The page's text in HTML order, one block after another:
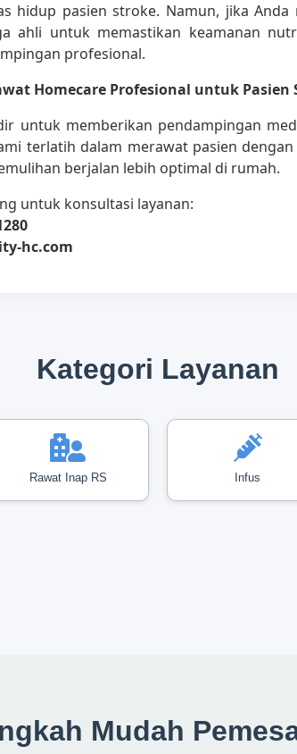
hidup pasien stroke. Namun, jika Anda
ahli untuk memastikan keamanan
profesional.
Homecare Profesional untuk Pasien
untuk memberikan pendampingan
terlatih dalam merawat pasien
berjalan lebih optimal di rumah.
untuk konsultasi layanan:
hc.com
Kategori Layanan
Rawat Inap RS Infus
Mudah